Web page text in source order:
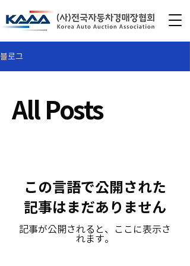
블로그
All Posts
この言語で公開された
記事はまだありません
記事が公開されると、ここに表示さ
れます。